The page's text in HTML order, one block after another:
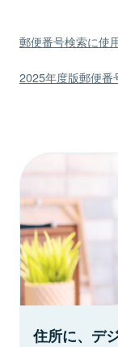
郵便番号検索に使
2025年度版郵便番
住所に、デ